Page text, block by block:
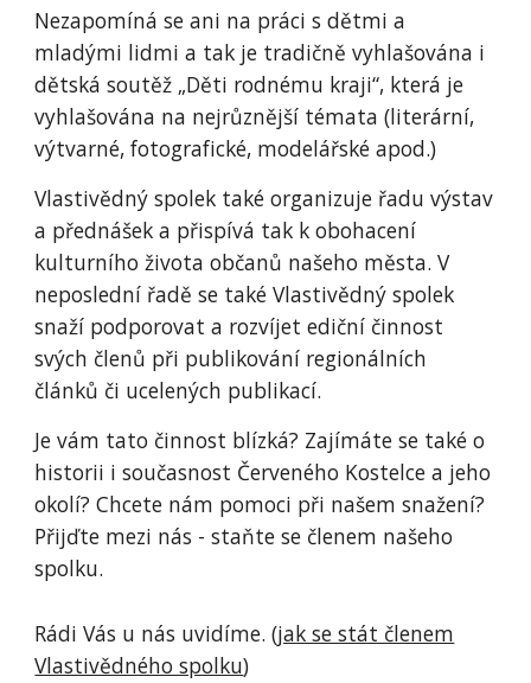
Nezapomíná se ani na práci s dětmi a
mladými lidmi a tak je tradičně vyhlašována i
dětská soutěž „Děti rodnému kraji“, která je
vyhlašována na nejrůznější témata (literární,
výtvarné, fotografické, modelářské apod.)
Vlastivědný spolek také organizuje řadu výstav
a přednášek a přispívá tak k obohacení
kulturního života občanů našeho města. V
neposlední řadě se také Vlastivědný spolek
snaží podporovat a rozvíjet ediční činnost
svých členů při publikování regionálních
článků či ucelených publikací.
Je vám tato činnost blízká? Zajímáte se také o
historii i současnost Červeného Kostelce a jeho
okolí? Chcete nám pomoci při našem snažení?
Přijďte mezi nás - staňte se členem našeho
spolku.
Rádi Vás u nás uvidíme. (jak se stát členem
Vlastivědného spolku)